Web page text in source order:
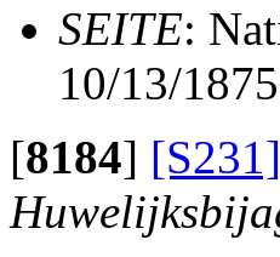
SEITE:
10/13/1875
[8184] [S231]